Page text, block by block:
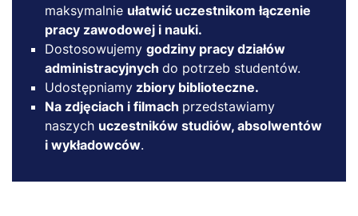
maksymalnie ułatwić uczestnikom łączenie
pracy zawodowej i nauki.
Dostosowujemy godziny pracy działów
administracyjnych do potrzeb studentów.
Udostępniamy zbiory biblioteczne.
Na zdjęciach i filmach przedstawiamy
naszych uczestników studiów, absolwentów
i wykładowców.